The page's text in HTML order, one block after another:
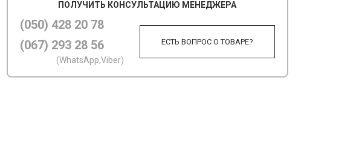
ПОЛУЧИТЬ КОНСУЛЬТАЦИЮ МЕНЕДЖЕРА
(050) 428 20 78
(067) 293 28 56
(WhatsApp,Viber)
ЕСТЬ ВОПРОС О ТОВАРЕ?